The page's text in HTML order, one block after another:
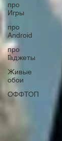
про
Игры
про
Android
про
Гаджеты
Живые
обои
ОФФТОП